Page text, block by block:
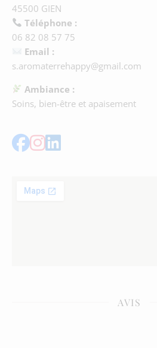
45500 GIEN
Téléphone :
06 82 08 57 75
Email :
s.aromaterrehappy@gmail.com
Ambiance :
Soins, bien-être et apaisement
AVIS